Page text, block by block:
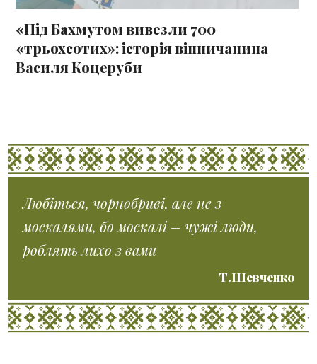
«Під Бахмутом вивезли 700
«трьохсотих»: історія вінничанина
Василя Коцеруби
Любіться, чорнобриві, але не з
москалями, бо москалі – чужі люди,
роблять лихо з вами
Т.Шевченко